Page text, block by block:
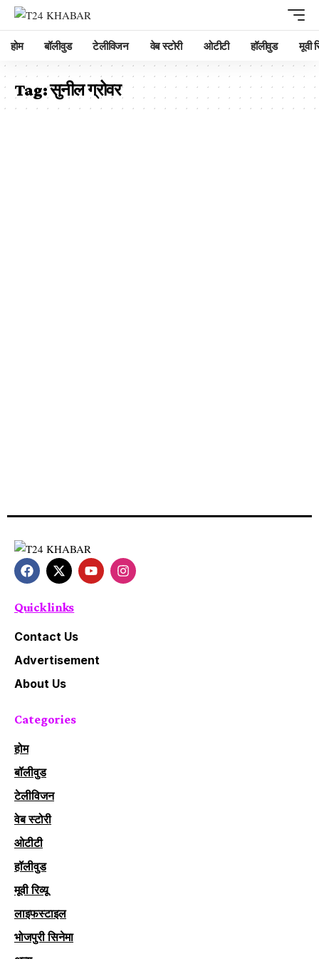
होम बॉलीवुड टेलीविजन वेब स्टोरी ओटीटी हॉलीवुड मूवी
Tag:सुनील ग्रोवर
Quick links
Contact Us
Advertisement
About Us
Categories
होम
बॉलीवुड
टेलीविजन
वेब स्टोरी
ओटीटी
हॉलीवुड
मूवी रिव्यू
लाइफस्टाइल
भोजपुरी सिनेमा